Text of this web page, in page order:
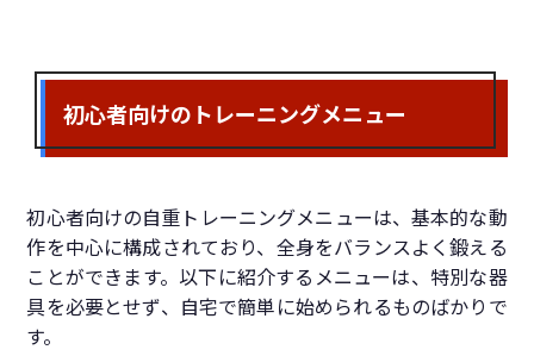
初心者向けのトレーニングメニュー
初心者向けの自重トレーニングメニューは、基本的な動
作を中心に構成されており、全身をバランスよく鍛える
ことができます。以下に紹介するメニューは、特別な器
具を必要とせず、自宅で簡単に始められるものばかりで
す。